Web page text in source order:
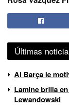
Últimas
Al Barça le
Lamine brilla
Lewandowski